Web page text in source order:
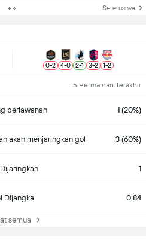
Seterusnya
0-2 4-0 2-1 3-2 1-2
5 Permainan Terakhir
perlawanan 1 (20%)
akan menjaringkan gol 3 (60%)
1
Dijangka 0.84
semua